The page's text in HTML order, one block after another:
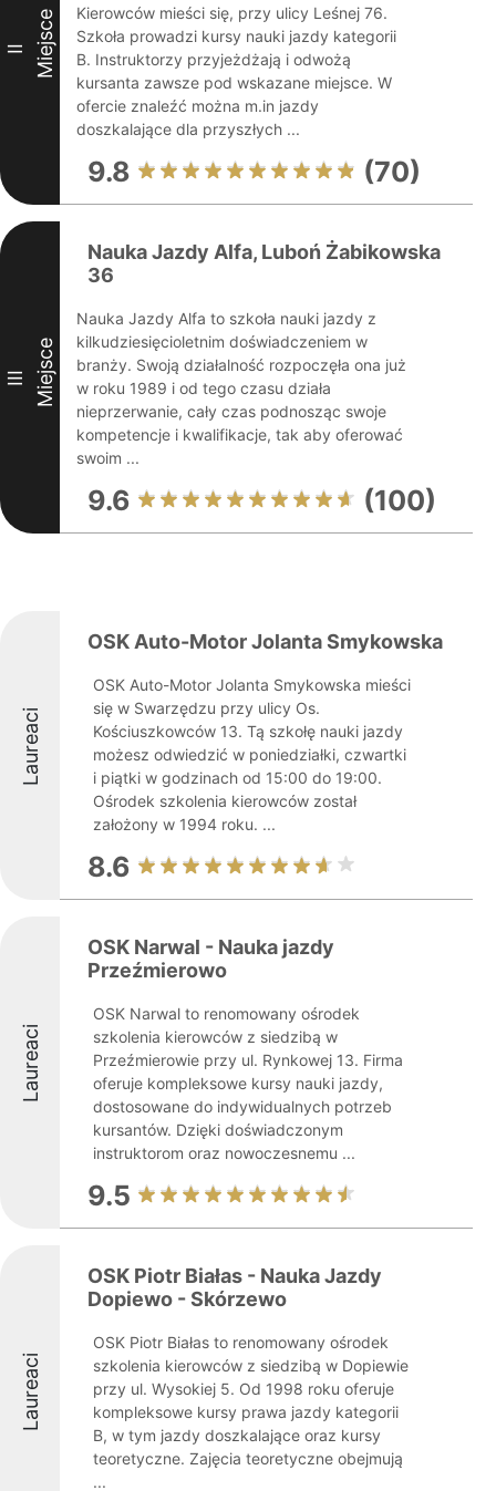
II Miejsce
Kierowców mieści się, przy ulicy Leśnej 76.
Szkoła prowadzi kursy nauki jazdy kategorii
B. Instruktorzy przyjeżdżają i odwożą
kursanta zawsze pod wskazane miejsce. W
ofercie znaleźć można m.in jazdy
doszkalające dla przyszłych ...
9.8 (70)
III Miejsce
Nauka Jazdy Alfa, Luboń Żabikowska
36
Nauka Jazdy Alfa to szkoła nauki jazdy z
kilkudziesięcioletnim doświadczeniem w
branży. Swoją działalność rozpoczęła ona już
w roku 1989 i od tego czasu działa
nieprzerwanie, cały czas podnosząc swoje
kompetencje i kwalifikacje, tak aby oferować
swoim ...
9.6 (100)
Laureaci
OSK Auto-Motor Jolanta Smykowska
OSK Auto-Motor Jolanta Smykowska mieści
się w Swarzędzu przy ulicy Os.
Kościuszkowców 13. Tą szkołę nauki jazdy
możesz odwiedzić w poniedziałki, czwartki
i piątki w godzinach od 15:00 do 19:00.
Ośrodek szkolenia kierowców został
założony w 1994 roku. ...
8.6
Laureaci
OSK Narwal - Nauka jazdy
Przeźmierowo
OSK Narwal to renomowany ośrodek
szkolenia kierowców z siedzibą w
Przeźmierowie przy ul. Rynkowej 13. Firma
oferuje kompleksowe kursy nauki jazdy,
dostosowane do indywidualnych potrzeb
kursantów. Dzięki doświadczonym
instruktorom oraz nowoczesnemu ...
9.5
Laureaci
OSK Piotr Białas - Nauka Jazdy
Dopiewo - Skórzewo
OSK Piotr Białas to renomowany ośrodek
szkolenia kierowców z siedzibą w Dopiewie
przy ul. Wysokiej 5. Od 1998 roku oferuje
kompleksowe kursy prawa jazdy kategorii
B, w tym jazdy doszkalające oraz kursy
teoretyczne. Zajęcia teoretyczne obejmują
...